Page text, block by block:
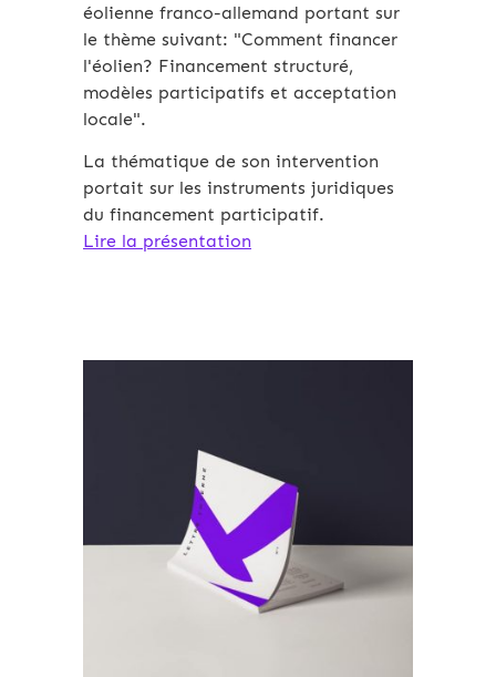
éolienne franco-allemand portant sur
le thème suivant: "Comment financer
l'éolien? Financement structuré,
modèles participatifs et acceptation
locale".
La thématique de son intervention
portait sur les instruments juridiques
du financement participatif.
Lire la présentation